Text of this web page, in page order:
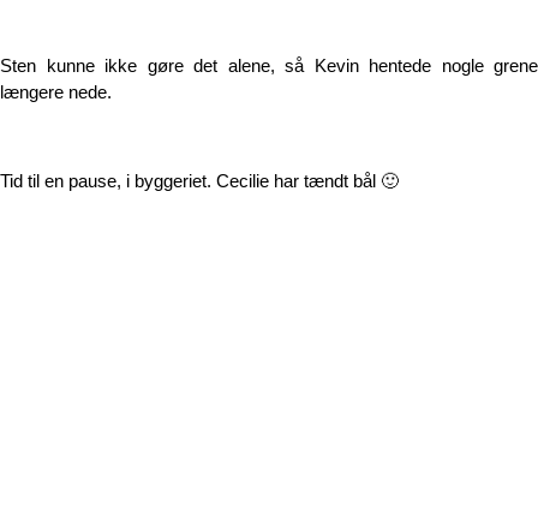
Sten kunne ikke gøre det alene, så Kevin hentede nogle grene
længere nede.
Tid til en pause, i byggeriet. Cecilie har tændt bål 🙂